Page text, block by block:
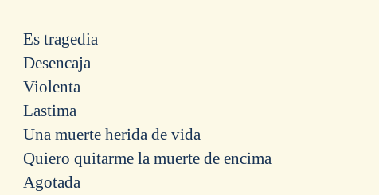
Es tragedia
Desencaja
Violenta
Lastima
Una muerte herida de vida
Quiero quitarme la muerte de encima
Agotada